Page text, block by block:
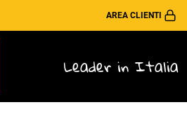
AREA CLIENTI
Leader in Italia